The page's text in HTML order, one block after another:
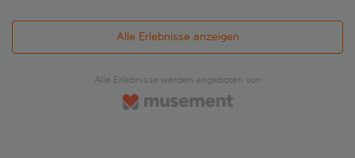
Alle Erlebnisse anzeigen
Alle Erlebnisse werden angeboten von